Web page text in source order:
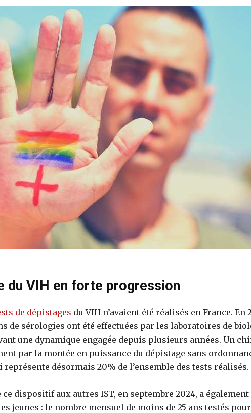
du VIH en forte progression
de dépistages du VIH n’avaient été réalisés en France. En
de sérologies ont été effectuées par les laboratoires de
une dynamique engagée depuis plusieurs années. Un
par la montée en puissance du dépistage sans
représente désormais 20% de l’ensemble des tests réalisés.
ce dispositif aux autres IST, en septembre 2024, a
jeunes : le nombre mensuel de moins de 25 ans testés